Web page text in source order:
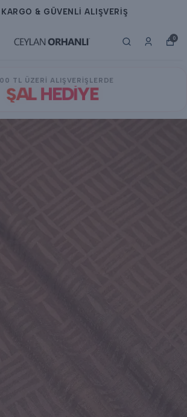
& GÜVENLİ ALIŞVERİŞ
0
TL ÜZERİ ALIŞVERİŞLERDE
ŞAL HEDİYE